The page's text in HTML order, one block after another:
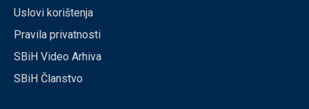
Uslovi korištenja
Pravila privatnosti
SBiH Video Arhiva
SBiH Članstvo